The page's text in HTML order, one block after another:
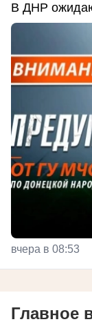
В ДНР
вчера в 08:53
Главное